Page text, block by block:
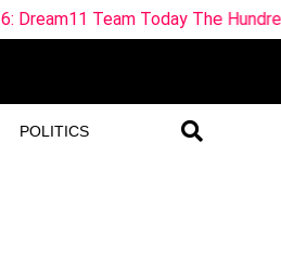
POLITICS
The Hundred 2026 ML vs